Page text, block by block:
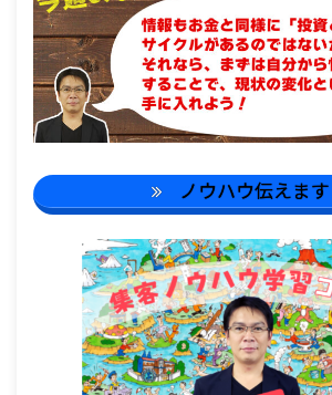
ノウハウ伝えます